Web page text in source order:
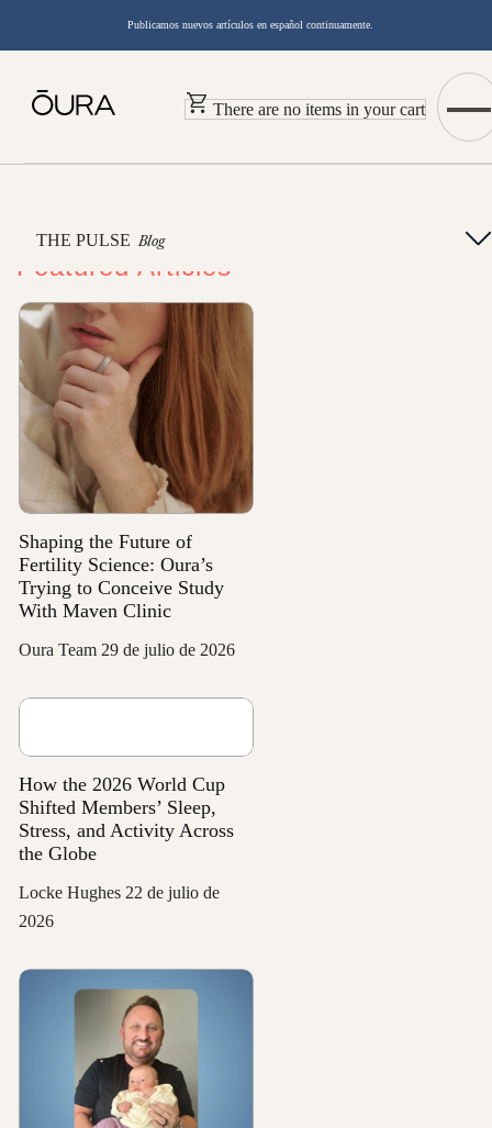
Publicamos nuevos artículos en español continuamente.
There are no items in your cart
THE PULSE Blog
Featured Articles
Shaping the Future of
Fertility Science: Oura’s
Trying to Conceive Study
With Maven Clinic
Oura Team 29 de julio de 2026
How the 2026 World Cup
Shifted Members’ Sleep,
Stress, and Activity Across
the Globe
Locke Hughes 22 de julio de
2026